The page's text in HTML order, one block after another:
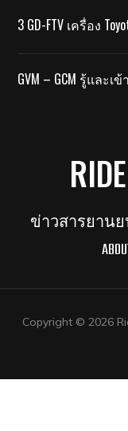
3 GD-FTV เครื่อง
GVM – GCM รู้และเ
ข่าวสารยาน
Copyright © 2026